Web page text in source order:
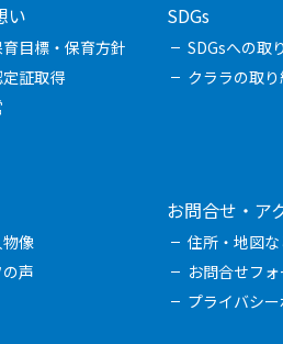
い
目標・保育方針
証取得
SDGs
SDGsへの取
クララの取
像
声
お問合せ・ア
住所・地図
お問合せフ
プライバシ